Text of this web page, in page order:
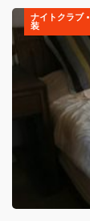
ナイトクラブ•
装